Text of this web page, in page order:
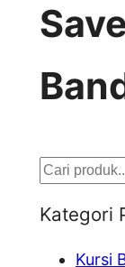
S
Kategori
Kursi